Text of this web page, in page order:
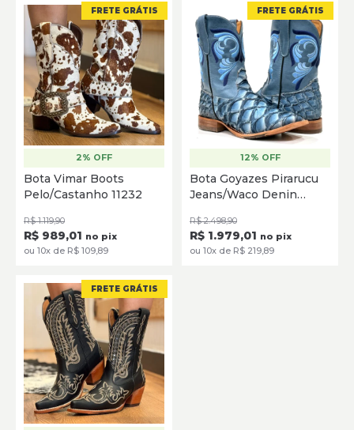
37 38
SELECIONE
FRETE GRÁTIS
2% OFF
Bota Vimar Boots
Pelo/Castanho 11232
R$ 1.119,90
R$ 989,01 no pix
ou 10x de R$ 109,89
36 37 38
SELECIONE
FRETE GRÁTIS
12% OFF
Bota Goyazes Pirarucu
Jeans/Waco Denin
R$ 2.498,90
R$ 1.979,01 no pix
ou 10x de R$ 219,89
FRETE GRÁTIS